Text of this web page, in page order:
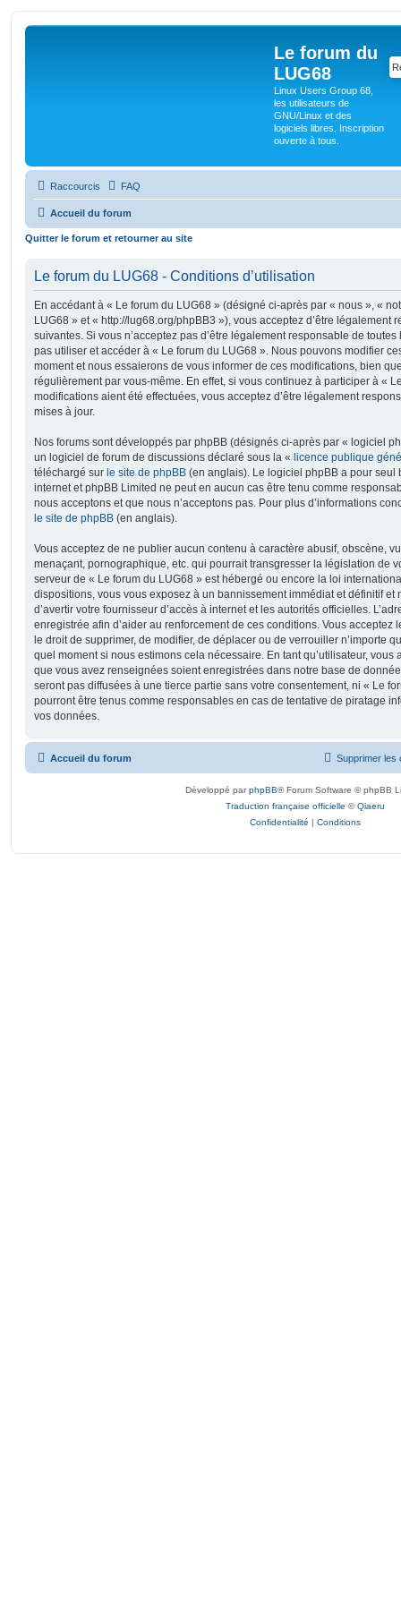
Le forum du
LUG68
Linux Users Group 68,
les utilisateurs de
GNU/Linux et des
logiciels libres. Inscription
ouverte à tous.
Raccourcis FAQ
Accueil du forum
Quitter le forum et retourner au site
Le forum du LUG68 - Conditions d’utilisation
En accédant à « Le forum du LUG68 » (désigné ci-après par « nous », «
LUG68 » et « http://lug68.org/phpBB3 »), vous acceptez d’être légalement
suivantes. Si vous n’acceptez pas d’être légalement responsable de
pas utiliser et accéder à « Le forum du LUG68 ». Nous pouvons modifier
moment et nous essaierons de vous informer de ces modifications, bien
régulièrement par vous-même. En effet, si vous continuez à participer à «
modifications aient été effectuées, vous acceptez d’être légalement
mises à jour.
Nos forums sont développés par phpBB (désignés ci-après par « logiciel
un logiciel de forum de discussions déclaré sous la « licence publique
téléchargé sur le site de phpBB (en anglais). Le logiciel phpBB a pour seul
internet et phpBB Limited ne peut en aucun cas être tenu comme
nous acceptons et que nous n’acceptons pas. Pour plus d’informations
le site de phpBB (en anglais).
Vous acceptez de ne publier aucun contenu à caractère abusif, obscène,
menaçant, pornographique, etc. qui pourrait transgresser la législation de
serveur de « Le forum du LUG68 » est hébergé ou encore la loi
dispositions, vous vous exposez à un bannissement immédiat et définitif et
d’avertir votre fournisseur d’accès à internet et les autorités officielles.
enregistrée afin d’aider au renforcement de ces conditions. Vous acceptez
le droit de supprimer, de modifier, de déplacer ou de verrouiller n’importe
quel moment si nous estimons cela nécessaire. En tant qu’utilisateur,
que vous avez renseignées soient enregistrées dans notre base de
seront pas diffusées à une tierce partie sans votre consentement, ni « Le
pourront être tenus comme responsables en cas de tentative de piratage
vos données.
Accueil du forum Supprimer les
Développé parphpBB® Forum Software © phpBB
Traduction française officielle ©Qiaeru
Confidentialité | Conditions